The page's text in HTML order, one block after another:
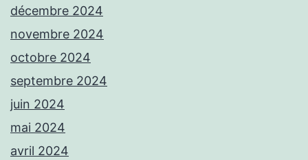
décembre 2024
novembre 2024
octobre 2024
septembre 2024
juin 2024
mai 2024
avril 2024